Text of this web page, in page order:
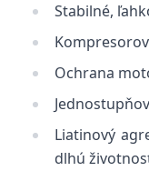
Stabilné,
Ochrana
Liatinový
dlhú